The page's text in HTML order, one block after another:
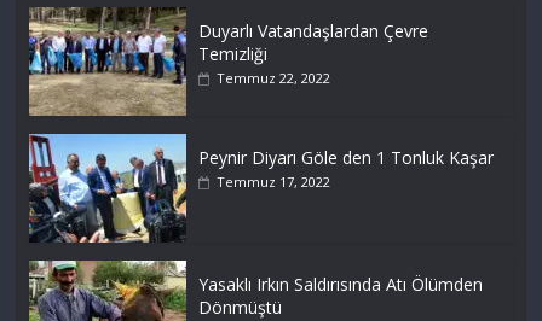
Duyarlı Vatandaşlardan Çevre
Temizliği
Temmuz 22, 2022
Peynir Diyarı Göle den 1 Tonluk Kaşar
Temmuz 17, 2022
Yasaklı Irkın Saldırısında Atı Ölümden
Dönmüştü